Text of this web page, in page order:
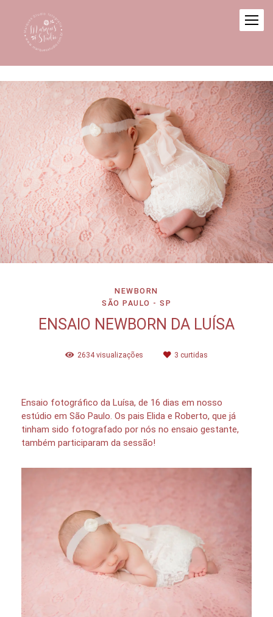
NEWBORN
SÃO PAULO - SP
ENSAIO NEWBORN DA LUÍSA
2634visualizações 3 curtidas
Ensaio fotográfico da Luísa, de 16 dias em nosso
estúdio em São Paulo. Os pais Elida e Roberto, que já
tinham sido fotografado por nós no ensaio gestante,
também participaram da sessão!